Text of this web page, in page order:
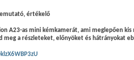
értékelő
A23-as mini kémkamerát, ami meglepően
meg a részleteket, előnyöket és hátrányokat